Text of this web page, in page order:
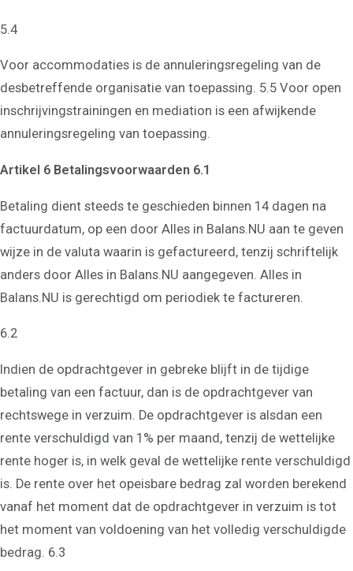
5.4
Voor accommodaties is de annuleringsregeling van de
desbetreffende organisatie van toepassing. 5.5 Voor open
inschrijvingstrainingen en mediation is een afwijkende
annuleringsregeling van toepassing.
Artikel 6 Betalingsvoorwaarden 6.1
Betaling dient steeds te geschieden binnen 14 dagen na
factuurdatum, op een door Alles in Balans.NU aan te geven
wijze in de valuta waarin is gefactureerd, tenzij schriftelijk
anders door Alles in Balans.NU aangegeven. Alles in
Balans.NU is gerechtigd om periodiek te factureren.
6.2
Indien de opdrachtgever in gebreke blijft in de tijdige
betaling van een factuur, dan is de opdrachtgever van
rechtswege in verzuim. De opdrachtgever is alsdan een
rente verschuldigd van 1% per maand, tenzij de wettelijke
rente hoger is, in welk geval de wettelijke rente verschuldigd
is. De rente over het opeisbare bedrag zal worden berekend
vanaf het moment dat de opdrachtgever in verzuim is tot
het moment van voldoening van het volledig verschuldigde
bedrag. 6.3